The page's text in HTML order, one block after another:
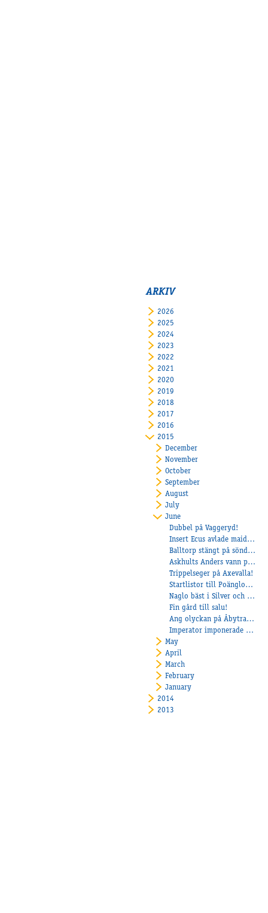
ARKIV
2026
2025
2024
2023
2022
2021
2020
2019
2018
2017
2016
2015
December
November
October
September
August
July
June
Dubbel på Vaggeryd!
Insert Ecus avlade maiden på Halmstad!
Balltorp stängt på söndag!
Askhults Anders vann på Bjerke
Trippelseger på Axevalla!
Startlistor till Poängloppen!
Naglo bäst i Silver och Rock Me tillbaka i vinnarcirkeln!
Fin gård till salu!
Ang olyckan på Åbytravet ikväll!
Imperator imponerade på TravSverige!
May
April
March
February
January
2014
2013